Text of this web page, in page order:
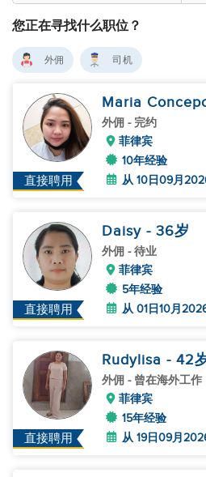
您正在寻找什么职位？
外佣 司机
直接聘用
Maria
外佣 - 完约
菲律宾
10年经验
从 10日09月
直接聘用
Daisy - 36岁
外佣 - 待业
菲律宾
5年经验
从 01日10月
直接聘用
Rudylisa - 42
外佣 - 曾在海外工作
菲律宾
15年经验
从 19日09月